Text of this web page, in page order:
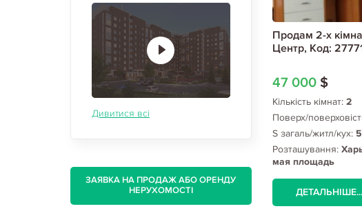
Дивитися всі
ЗАЯВКА НА ПРОДАЖ АБО ОРЕНДУ
НЕРУХОМОСТІ
Продам 2-х
Центр, Код:
47 000 $
Кількість кімнат: 2
Поверх/
S загаль/житл/кух:
Розташування:
мая площадь
ДЕТАЛЬНІШЕ...